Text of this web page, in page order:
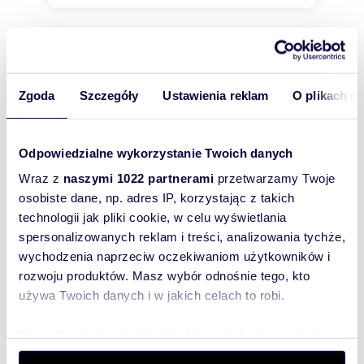
Zgoda Szczegóły Ustawienia reklam O plikach
Odpowiedzialne wykorzystanie Twoich danych
Wraz z naszymi 1022 partnerami przetwarzamy Twoje
osobiste dane, np. adres IP, korzystając z takich
technologii jak pliki cookie, w celu wyświetlania
spersonalizowanych reklam i treści, analizowania tychże,
wychodzenia naprzeciw oczekiwaniom użytkowników i
rozwoju produktów. Masz wybór odnośnie tego, kto
używa Twoich danych i w jakich celach to robi.
dane są przetwarzane oraz ustaw własne preferencje w
4000m2 425zł/m2
działka Wejherowo, Wejherowska